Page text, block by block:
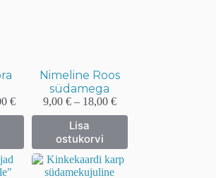
€Hinnavahemik:
10,00 €
Nimeline Roos
südamega
9,00 € – 18,00 €Hinnavahemik:
9,00 €
Lisa
ostukorvi
Sellel
tootel
on
mitu
varianti.